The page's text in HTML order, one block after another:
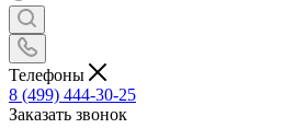
Телефоны
8 (499) 444-30-25
Заказать звонок